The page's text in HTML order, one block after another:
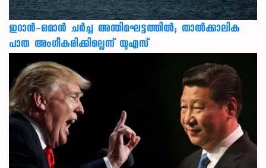
ഇറാന്‍-ഒമാന്‍ ചര്‍ച്ച അന്തിമഘട്ടത്തില്‍; താല്‍ക്കാലിക
പാത അംഗീകരിക്കില്ലെന്ന് യുഎസ്